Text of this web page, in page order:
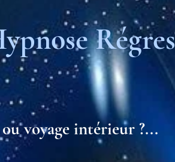
voyage intérieur ?...